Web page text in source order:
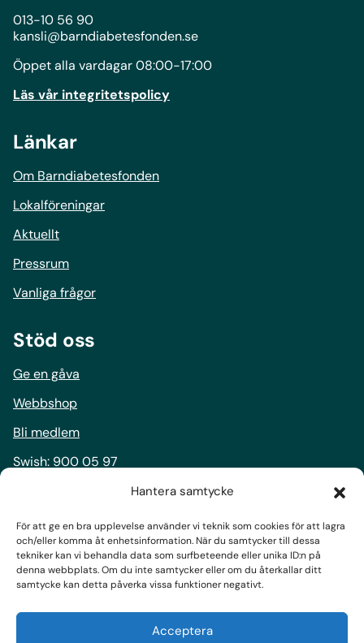
Hantera samtycke
För att ge en bra upplevelse använder vi teknik som cookies för att lagra
och/eller komma åt enhetsinformation. När du samtycker till dessa
tekniker kan vi behandla data som surfbeteende eller unika ID:n på
denna webbplats. Om du inte samtycker eller om du återkallar ditt
samtycke kan detta påverka vissa funktioner negativt.
Acceptera
013-10 56 90
kansli@barndiabetesfonden.se
Öppet alla vardagar 08:00-17:00
Läs vår integritetspolicy
Länkar
Om Barndiabetesfonden
Lokalföreningar
Aktuellt
Pressrum
Vanliga frågor
Stöd oss
Ge en gåva
Webbshop
Bli medlem
Swish: 900 05 97
900-0597
Följ oss
Facebook